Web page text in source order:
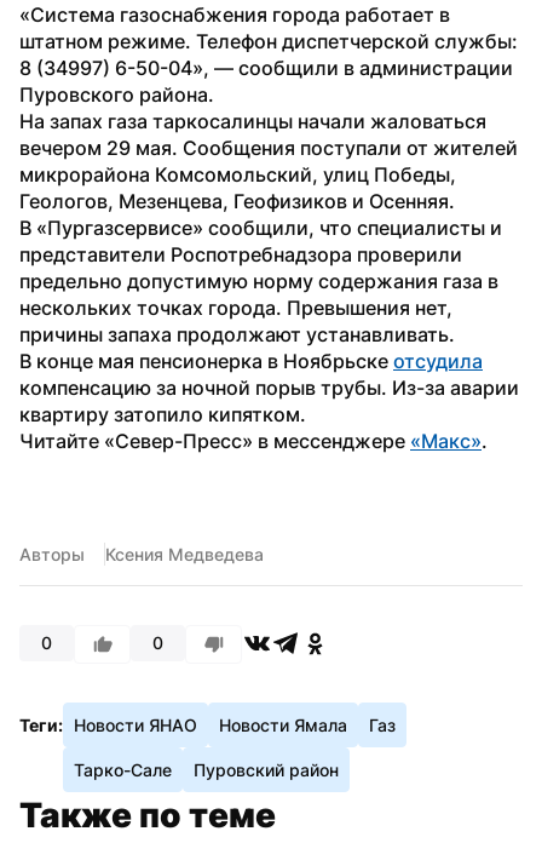
«Система газоснабжения города работает в
штатном режиме. Телефон диспетчерской службы:
8 (34997) 6-50-04», — сообщили в администрации
Пуровского района.
На запах газа таркосалинцы начали жаловаться
вечером 29 мая. Сообщения поступали от жителей
микрорайона Комсомольский, улиц Победы,
Геологов, Мезенцева, Геофизиков и Осенняя.
В «Пургазсервисе» сообщили, что специалисты и
представители Роспотребнадзора проверили
предельно допустимую норму содержания газа в
нескольких точках города. Превышения нет,
причины запаха продолжают устанавливать.
В конце мая пенсионерка в Ноябрьске отсудила
компенсацию за ночной порыв трубы. Из-за аварии
квартиру затопило кипятком.
Читайте «Север-Пресс» в мессенджере «Макс».
Авторы Ксения Медведева
0 0
Теги: Новости ЯНАО Новости Ямала Газ
Тарко-Сале Пуровский район
Также по теме